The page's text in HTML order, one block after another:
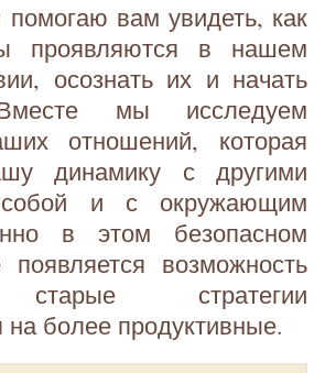
вам увидеть, как
проявляются в нашем
осознать их и начать
мы исследуем
отношений, которая
динамику с другими
и с окружающим
в этом безопасном
появляется возможность
старые стратегии
на более продуктивные.